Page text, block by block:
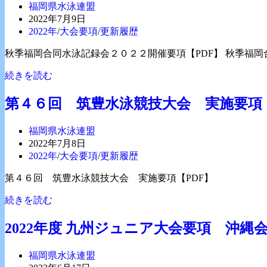
施
要
項
正】
令
和
４
年
礎
水
指
導
員
養
会・
検
定
定
投
稿
者:
福岡県水泳連盟
投
稿
開
日:
2022年7月9日
投
カ
ゴ
ー:
2022年/大会要項/更新履歴
秋季福岡合同水泳記録会２０２２開催要項【PDF】 秋季福
続きを読む
福
岡
合
同
水
泳
記
０
２
２
開
第４６回 筑豊水泳競技大会 実施要項
投
稿
者:
福岡県水泳連盟
投
稿
開
日:
2022年7月8日
投
カ
ゴ
ー:
2022年/大会要項/更新履歴
第４６回 筑豊水泳競技大会 実施要項【PDF】
続きを読む
６
回
筑
豊
2022年度 九州ジュニア大会要項 沖縄
投
福岡県水泳連盟